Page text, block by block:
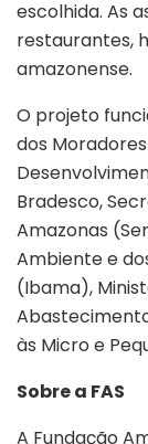
escolhida. As
restaurantes,
amazonense.
O projeto
dos
Bradesco,
Amazonas
Ambiente e
(Ibama),
às Micro e
Sobre a FAS
A Fundação